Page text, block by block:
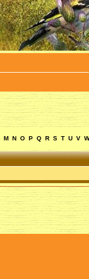
M N O P Q R S T U V W